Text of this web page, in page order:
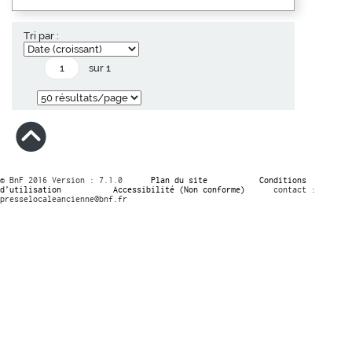
Tri par :
sur 1
© BnF 2016 Version : 7.1.0 Plan du site
Conditions
d’utilisation
Accessibilité (Non conforme)
contact :
presselocaleancienne@bnf.fr